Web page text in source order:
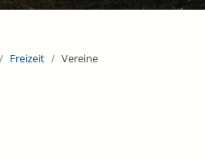
Freizeit Vereine